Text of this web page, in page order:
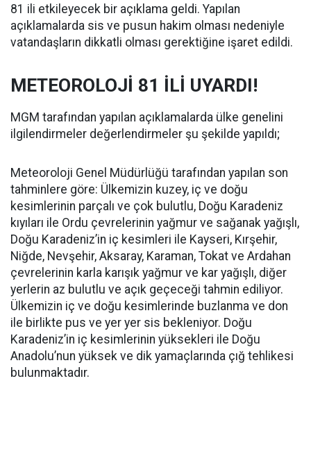
81 ili etkileyecek bir açıklama geldi. Yapılan
açıklamalarda sis ve pusun hakim olması nedeniyle
vatandaşların dikkatli olması gerektiğine işaret edildi.
METEOROLOJİ 81 İLİ UYARDI!
MGM tarafından yapılan açıklamalarda ülke genelini
ilgilendirmeler değerlendirmeler şu şekilde yapıldı;
Meteoroloji Genel Müdürlüğü tarafından yapılan son
tahminlere göre: Ülkemizin kuzey, iç ve doğu
kesimlerinin parçalı ve çok bulutlu, Doğu Karadeniz
kıyıları ile Ordu çevrelerinin yağmur ve sağanak yağışlı,
Doğu Karadeniz’in iç kesimleri ile Kayseri, Kırşehir,
Niğde, Nevşehir, Aksaray, Karaman, Tokat ve Ardahan
çevrelerinin karla karışık yağmur ve kar yağışlı, diğer
yerlerin az bulutlu ve açık geçeceği tahmin ediliyor.
Ülkemizin iç ve doğu kesimlerinde buzlanma ve don
ile birlikte pus ve yer yer sis bekleniyor. Doğu
Karadeniz’in iç kesimlerinin yüksekleri ile Doğu
Anadolu’nun yüksek ve dik yamaçlarında çığ tehlikesi
bulunmaktadır.